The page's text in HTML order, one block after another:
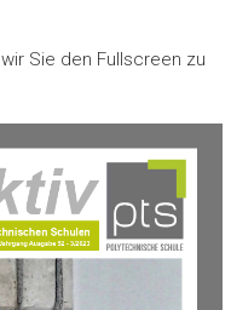
Sie den Fullscreen zu